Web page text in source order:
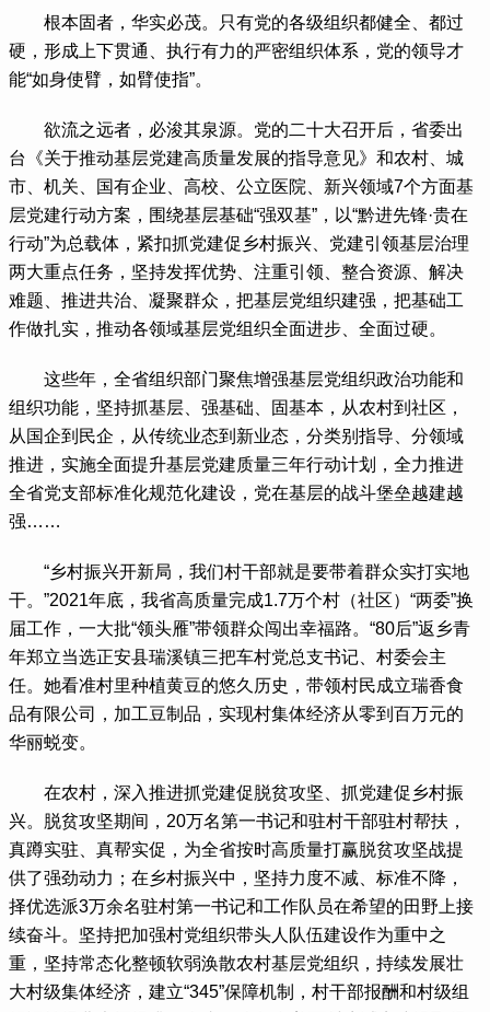
根本固者，华实必茂。只有党的各级组织都健全、都过
硬，形成上下贯通、执行有力的严密组织体系，党的领导才
能“如身使臂，如臂使指”。
欲流之远者，必浚其泉源。党的二十大召开后，省委出
台《关于推动基层党建高质量发展的指导意见》和农村、城
市、机关、国有企业、高校、公立医院、新兴领域7个方面基
层党建行动方案，围绕基层基础“强双基”，以“黔进先锋·贵在
行动”为总载体，紧扣抓党建促乡村振兴、党建引领基层治理
两大重点任务，坚持发挥优势、注重引领、整合资源、解决
难题、推进共治、凝聚群众，把基层党组织建强，把基础工
作做扎实，推动各领域基层党组织全面进步、全面过硬。
这些年，全省组织部门聚焦增强基层党组织政治功能和
组织功能，坚持抓基层、强基础、固基本，从农村到社区，
从国企到民企，从传统业态到新业态，分类别指导、分领域
推进，实施全面提升基层党建质量三年行动计划，全力推进
全省党支部标准化规范化建设，党在基层的战斗堡垒越建越
强……
“乡村振兴开新局，我们村干部就是要带着群众实打实地
干。”2021年底，我省高质量完成1.7万个村（社区）“两委”换
届工作，一大批“领头雁”带领群众闯出幸福路。“80后”返乡青
年郑立当选正安县瑞溪镇三把车村党总支书记、村委会主
任。她看准村里种植黄豆的悠久历史，带领村民成立瑞香食
品有限公司，加工豆制品，实现村集体经济从零到百万元的
华丽蜕变。
在农村，深入推进抓党建促脱贫攻坚、抓党建促乡村振
兴。脱贫攻坚期间，20万名第一书记和驻村干部驻村帮扶，
真蹲实驻、真帮实促，为全省按时高质量打赢脱贫攻坚战提
供了强劲动力；在乡村振兴中，坚持力度不减、标准不降，
择优选派3万余名驻村第一书记和工作队员在希望的田野上接
续奋斗。坚持把加强村党组织带头人队伍建设作为重中之
重，坚持常态化整顿软弱涣散农村基层党组织，持续发展壮
大村级集体经济，建立“345”保障机制，村干部报酬和村级组